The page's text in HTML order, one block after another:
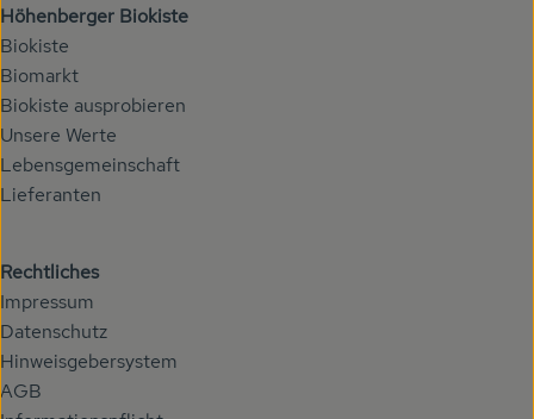
Höhenberger Biokiste
Biokiste
Biomarkt
Biokiste ausprobieren
Unsere Werte
Lebensgemeinschaft
Lieferanten
Rechtliches
Impressum
Datenschutz
Hinweisgebersystem
AGB